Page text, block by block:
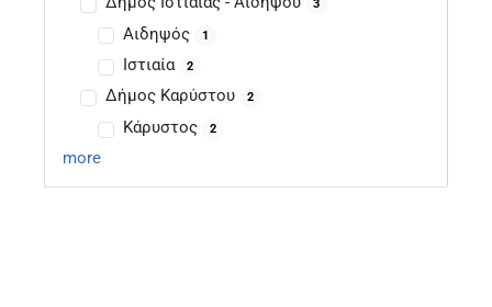
3
Αιδηψός 1
Ιστιαία 2
Δήμος Καρύστου 2
Κάρυστος 2
more